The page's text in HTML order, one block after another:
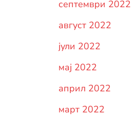
септември 2022
август 2022
јули 2022
мај 2022
април 2022
март 2022